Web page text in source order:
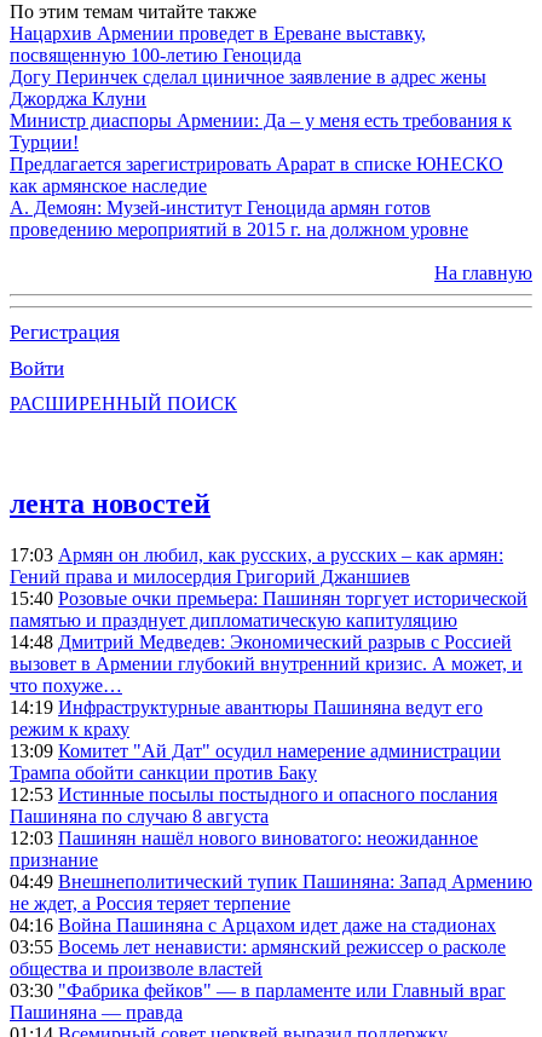
По этим темам читайте также
Нацархив Армении проведет в Ереване выставку,
посвященную 100-летию Геноцида
Догу Перинчек сделал циничное заявление в адрес жены
Джорджа Клуни
Министр диаспоры Армении: Да – у меня есть требования к
Турции!
Предлагается зарегистрировать Арарат в списке ЮНЕСКО
как армянское наследие
А. Демоян: Музей-институт Геноцида армян готов
проведению мероприятий в 2015 г. на должном уровне
На главную
Регистрация
Войти
РАСШИРЕННЫЙ ПОИСК
лента новостей
17:03 Армян он любил, как русских, а русских – как армян:
Гений права и милосердия Григорий Джаншиев
15:40 Розовые очки премьера: Пашинян торгует исторической
памятью и празднует дипломатическую капитуляцию
14:48 Дмитрий Медведев: Экономический разрыв с Россией
вызовет в Армении глубокий внутренний кризис. А может, и
что похуже…
14:19 Инфраструктурные авантюры Пашиняна ведут его
режим к краху
13:09 Комитет "Ай Дат" осудил намерение администрации
Трампа обойти санкции против Баку
12:53 Истинные посылы постыдного и опасного послания
Пашиняна по случаю 8 августа
12:03 Пашинян нашёл нового виноватого: неожиданное
признание
04:49 Внешнеполитический тупик Пашиняна: Запад Армению
не ждет, а Россия теряет терпение
04:16 Война Пашиняна с Арцахом идет даже на стадионах
03:55 Восемь лет ненависти: армянский режиссер о расколе
общества и произволе властей
03:30 "Фабрика фейков" — в парламенте или Главный враг
Пашиняна — правда